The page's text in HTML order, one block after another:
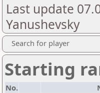
Last update
Yanushevsky
Search for player
Starting
No.